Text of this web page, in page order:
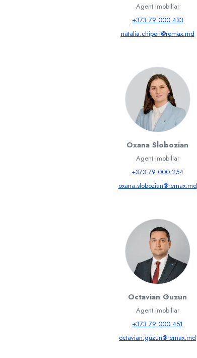
Agent imobiliar
+373 79 000 433
natalia.chiperi@remax.md
Oxana Slobozian
Agent imobiliar
+373 79 000 254
oxana.slobozian@remax.md
Octavian Guzun
Agent imobiliar
+373 79 000 451
octavian.guzun@remax.md